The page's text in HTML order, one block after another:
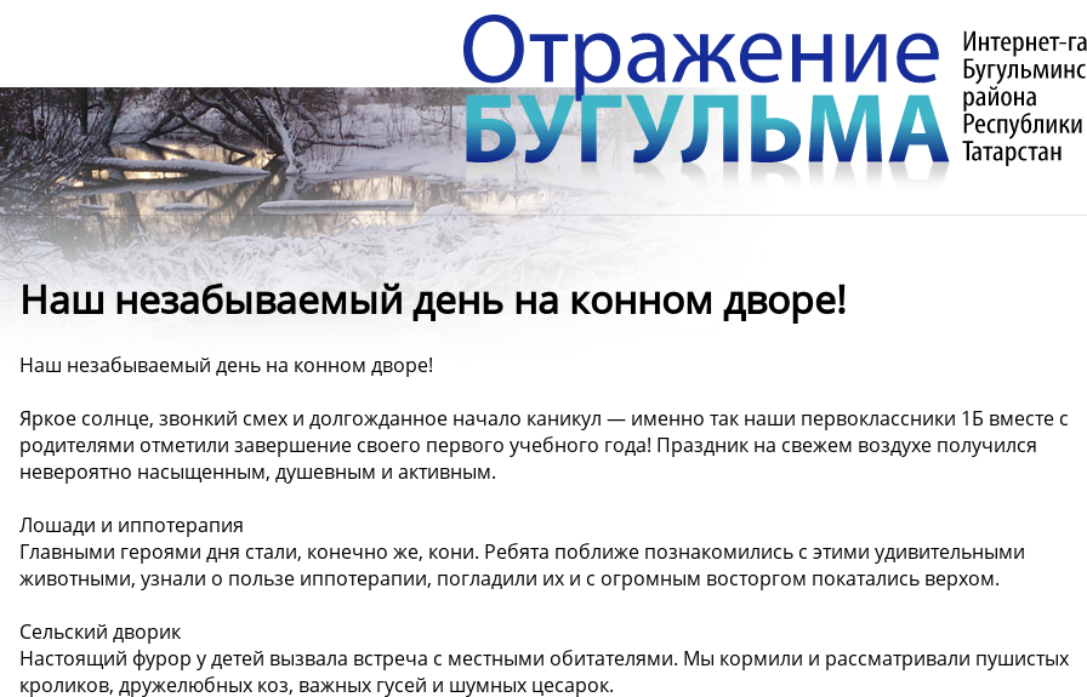
Наш незабываемый день на конном дворе! ️
Наш незабываемый день на конном дворе! ️
Яркое солнце, звонкий смех и долгожданное начало каникул — именно так наши первоклассники 1Б вместе с
родителями отметили завершение своего первого учебного года! Праздник на свежем воздухе получился
невероятно насыщенным, душевным и активным.
Лошади и иппотерапия
Главными героями дня стали, конечно же, кони. Ребята поближе познакомились с этими удивительными
животными, узнали о пользе иппотерапии, погладили их и с огромным восторгом покатались верхом.
Сельский дворик
Настоящий фурор у детей вызвала встреча с местными обитателями. Мы кормили и рассматривали пушистых
кроликов, дружелюбных коз, важных гусей и шумных цесарок.